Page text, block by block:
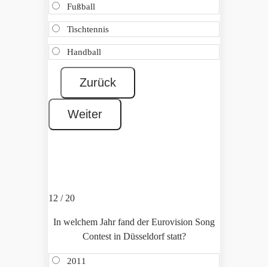
Fußball
Tischtennis
Handball
12 / 20
In welchem Jahr fand der Eurovision Song
Contest in Düsseldorf statt?
2011